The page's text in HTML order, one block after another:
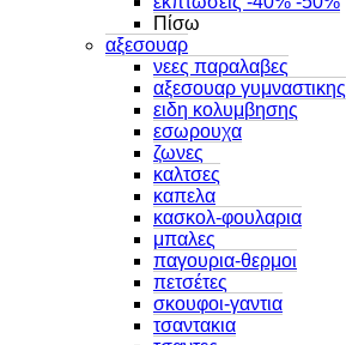
Πίσω
αξεσουαρ
νεες παραλαβες
αξεσουαρ γυμναστικης
ειδη κολυμβησης
εσωρουχα
ζωνες
καλτσες
καπελα
κασκολ-φουλαρια
μπαλες
παγουρια-θερμοι
πετσέτες
σκουφοι-γαντια
τσαντακια